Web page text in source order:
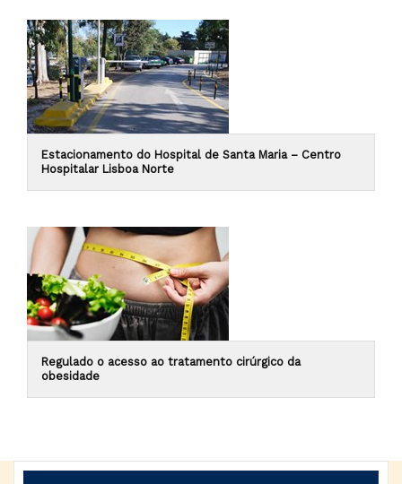
Estacionamento do Hospital de Santa Maria – Centro
Hospitalar Lisboa Norte
Regulado o acesso ao tratamento cirúrgico da
obesidade